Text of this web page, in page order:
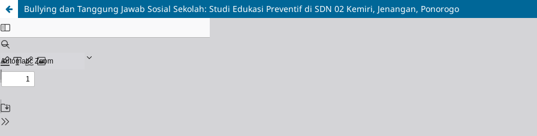
Bullying dan Tanggung Jawab Sosial Sekolah: Studi Edukasi Preventif di SDN 02 Kemiri, Jenangan, Ponorogo